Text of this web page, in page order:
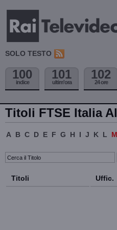
SOLO TESTO
100
indice
101
ultim'ora
102
24 ore
Titoli FTSE Italia
A B C D E F G H I J K L M
Titoli Uffic.